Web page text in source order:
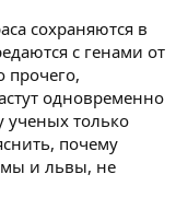
сохраняются в
с генами от
прочего,
одновременно
ученых только
почему
и львы, не